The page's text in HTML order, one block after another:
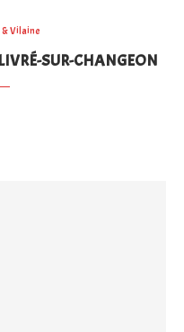
Vilaine
SUR-CHANGEON